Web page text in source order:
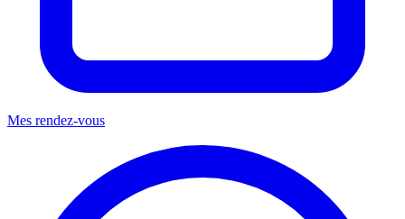
Mes rendez-vous